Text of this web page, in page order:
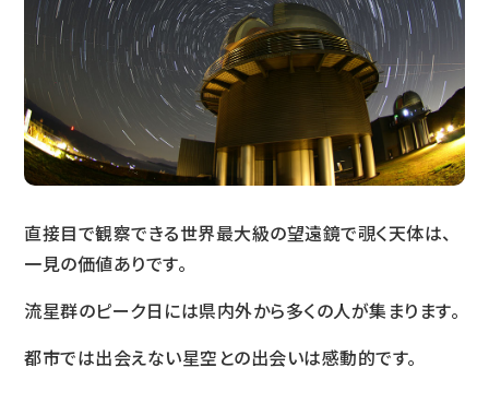
直接目で観察できる世界最大級の望遠鏡で覗く天体は、
一見の価値ありです。
流星群のピーク日には県内外から多くの人が集まります。
都市では出会えない星空との出会いは感動的です。